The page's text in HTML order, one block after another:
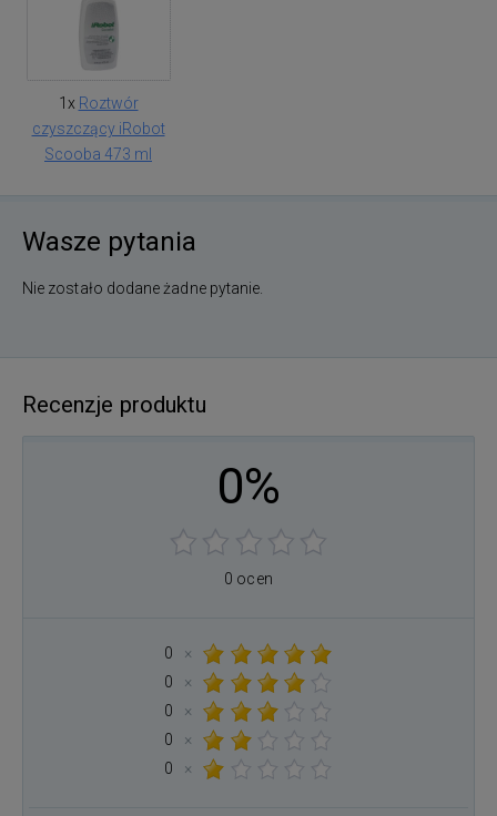
1x Roztwór
czyszczący iRobot
Scooba 473 ml
Wasze pytania
Nie zostało dodane żadne pytanie.
Recenzje produktu
0%
0 ocen
0
×
0
×
0
×
0
×
0
×